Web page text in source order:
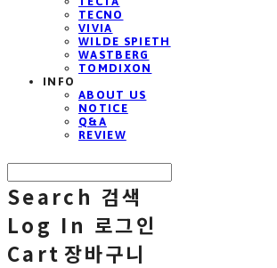
TECNO
VIVIA
WILDE SPIETH
WASTBERG
TOMDIXON
INFO
ABOUT US
NOTICE
Q&A
REVIEW
Search 검색
Log In 로그인
Cart 장바구니